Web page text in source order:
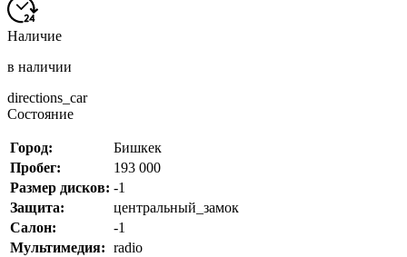
Наличие
в наличии
directions_car
Состояние
Город:
Бишкек
Пробег:
193 000
Размер дисков: -1
Защита:
центральный_замок
Салон:
-1
Мультимедия: radio